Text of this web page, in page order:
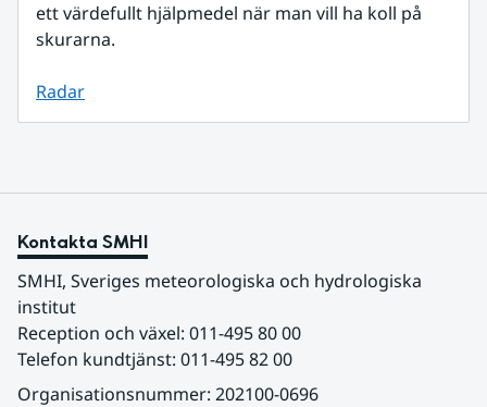
ett värdefullt hjälpmedel när man vill ha koll på
skurarna.
Radar
Kontakta SMHI
SMHI, Sveriges meteorologiska och hydrologiska
institut
Reception och växel: 011-495 80 00
Telefon kundtjänst: 011-495 82 00
Organisationsnummer: 202100-0696